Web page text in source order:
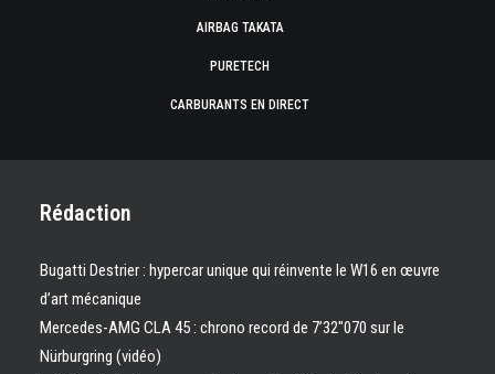
AIRBAG TAKATA
PURETECH
CARBURANTS EN DIRECT
Rédaction
Bugatti Destrier : hypercar unique qui réinvente le W16 en œuvre
d’art mécanique
Mercedes-AMG CLA 45 : chrono record de 7’32″070 sur le
Nürburgring (vidéo)